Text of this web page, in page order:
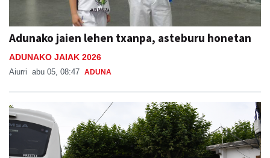
Adunako jaien lehen txanpa, asteburu honetan
ADUNAKO JAIAK 2026
Aiurri abu 05, 08:47 ADUNA